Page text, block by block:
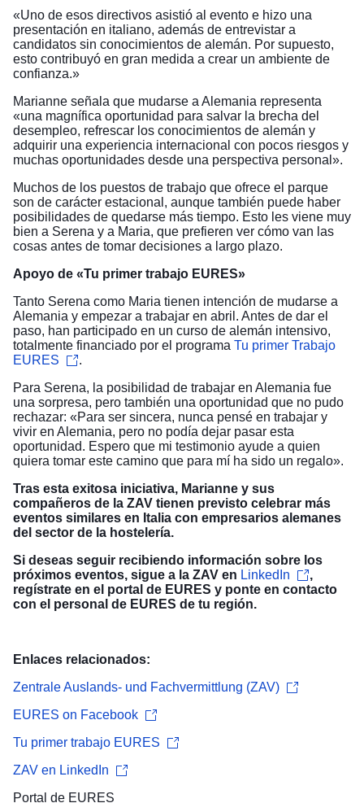
«Uno de esos directivos asistió al evento e hizo una
presentación en italiano, además de entrevistar a
candidatos sin conocimientos de alemán. Por supuesto,
esto contribuyó en gran medida a crear un ambiente de
confianza.»
Marianne señala que mudarse a Alemania representa
«una magnífica oportunidad para salvar la brecha del
desempleo, refrescar los conocimientos de alemán y
adquirir una experiencia internacional con pocos riesgos y
muchas oportunidades desde una perspectiva personal».
Muchos de los puestos de trabajo que ofrece el parque
son de carácter estacional, aunque también puede haber
posibilidades de quedarse más tiempo. Esto les viene muy
bien a Serena y a Maria, que prefieren ver cómo van las
cosas antes de tomar decisiones a largo plazo.
Apoyo de «Tu primer trabajo EURES»
Tanto Serena como Maria tienen intención de mudarse a
Alemania y empezar a trabajar en abril. Antes de dar el
paso, han participado en un curso de alemán intensivo,
totalmente financiado por el programa Tu primer Trabajo
EURES
.
Para Serena, la posibilidad de trabajar en Alemania fue
una sorpresa, pero también una oportunidad que no pudo
rechazar: «Para ser sincera, nunca pensé en trabajar y
vivir en Alemania, pero no podía dejar pasar esta
oportunidad. Espero que mi testimonio ayude a quien
quiera tomar este camino que para mí ha sido un regalo».
Tras esta exitosa iniciativa, Marianne y sus
compañeros de la ZAV tienen previsto celebrar más
eventos similares en Italia con empresarios alemanes
del sector de la hostelería.
Si deseas seguir recibiendo información sobre los
próximos eventos, sigue a la ZAV en LinkedIn
,
regístrate en el portal de EURES y ponte en contacto
con el personal de EURES de tu región.
Enlaces relacionados:
Zentrale Auslands- und Fachvermittlung (ZAV)
EURES on Facebook
Tu primer trabajo EURES
ZAV en LinkedIn
Portal de EURES